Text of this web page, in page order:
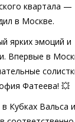
квартала —
в Москве.
ярких эмоций и
Впервые в
Фатеева! 💥
Кубках Вальса и